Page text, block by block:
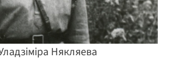
Някляева